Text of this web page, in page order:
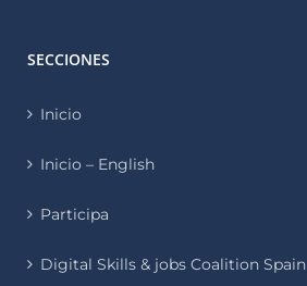
SECCIONES
Inicio
Inicio – English
Participa
Digital Skills & jobs Coalition Spain